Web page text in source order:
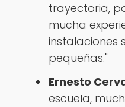
trayectoria,
mucha
instalaciones
pequeñas."
Ernesto
escuela,